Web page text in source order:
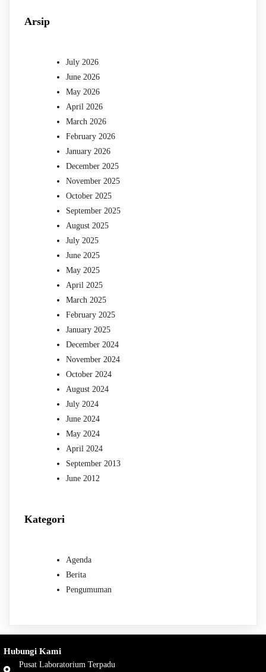
Arsip
July 2026
June 2026
May 2026
April 2026
March 2026
February 2026
January 2026
December 2025
November 2025
October 2025
September 2025
August 2025
July 2025
June 2025
May 2025
April 2025
March 2025
February 2025
January 2025
December 2024
November 2024
October 2024
August 2024
July 2024
June 2024
May 2024
April 2024
September 2013
June 2012
Kategori
Agenda
Berita
Pengumuman
Hubungi Kami
Pusat Laboratorium Terpadu